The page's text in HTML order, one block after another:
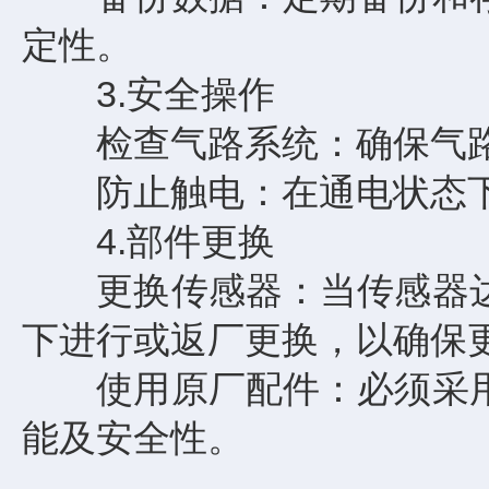
定性。
3.安全操作
检查气路系统：确保气路
防止触电：在通电状态下
4.部件更换
更换传感器：当传感器达
下进行或返厂更换，以确保
使用原厂配件：必须采用
能及安全性。